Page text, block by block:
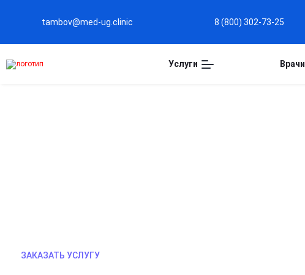
tambov@med-ug.clinic 8 (800) 302-73-25
Услуги Врачи
ЗАКАЗАТЬ УСЛУГУ